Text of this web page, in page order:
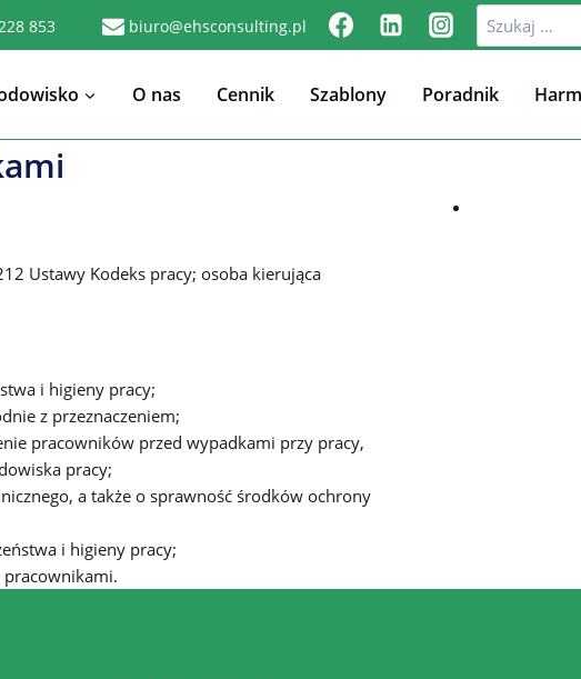
853 biuro@ehsconsulting.pl Szukaj:
O nas Cennik Szablony Poradnik
Ustawy Kodeks pracy; osoba kierująca
i higieny pracy;
z przeznaczeniem;
pracowników przed wypadkami przy pracy,
pracy;
a także o sprawność środków ochrony
i higieny pracy;
pracownikami.